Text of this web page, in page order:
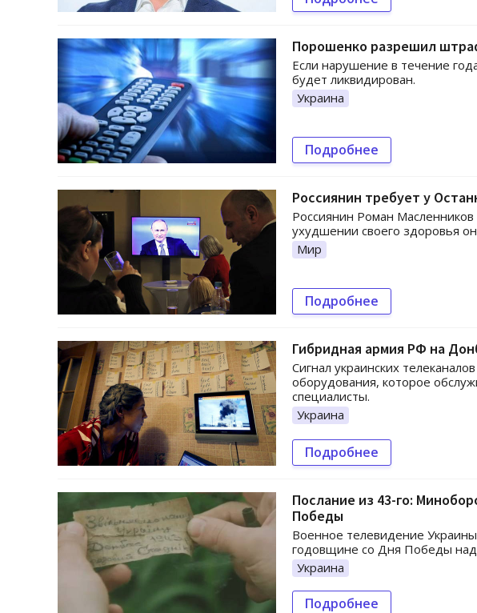
Порошенко разрешил
Если нарушение в течение
будет ликвидирован.
Украина
Подробнее
Россиянин требует у
Россиянин Роман
ухудшении своего здоровья
Мир
Подробнее
Гибридная армия РФ на
Сигнал украинских
оборудования, которое
специалисты.
Украина
Подробнее
Послание из 43-го:
Победы
Военное телевидение
годовщине со Дня Победы
Украина
Подробнее